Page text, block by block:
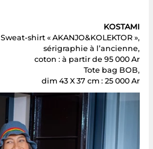
KOSTAMI
Sweat-shirt « AKANJO&KOLEKTOR »,
sérigraphie à l’ancienne,
coton : à partir de 95 000 Ar
Tote bag BOB,
dim 43 X 37 cm : 25 000 Ar